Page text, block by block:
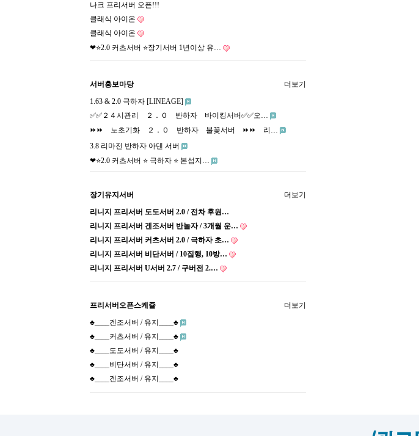
나크 프리서버 오픈!!!
클래식 아이온
클래식 아이온
❤⭐️2.0 커츠서버 ⭐️장기서버 1년이상 유…
서버홍보마당
1.63 & 2.0 극하자 [LINEAGE]
✅✅２４시관리 ２．０ 반하자 바이킹서버✅✅오…
⏩⏩ 노초기화 ２．０ 반하자 불꽃서버 ⏩⏩ 리…
3.8 리마전 반하자 아덴 서버
❤⭐️2.0 커츠서버 ⭐️ 극하자 ⭐️ 본섭지…
더보기
장기유지서버
리니지 프리서버 도도서버 2.0 / 전차 후원…
리니지 프리서버 겐조서버 반놀자 / 3개월 운…
리니지 프리서버 커츠서버 2.0 / 극하자 초…
리니지 프리서버 비단서버 / 10집행, 10방…
리니지 프리서버 U서버 2.7 / 구버전 2.…
더보기
프리서버오픈스케쥴
♣____겐조서버 / 유지____♣
♣____커츠서버 / 유지____♣
♣____도도서버 / 유지____♣
♣____비단서버 / 유지____♣
♣____겐조서버 / 유지____♣
더보기